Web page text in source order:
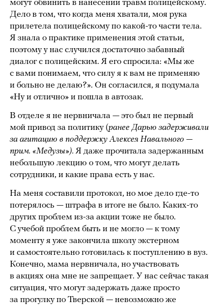
могут обвинить в нанесении травм полицейскому.
Дело в том, что когда меня хватали, моя рука
прилетела полицейскому по какой-то части тела.
Я знала о практике применения этой статьи,
поэтому у нас случился достаточно забавный
диалог с полицейским. Я его спросила: «Мы же
с вами понимаем, что силу я к вам не применяю
и больно не делаю?». Он согласился, я подумала
«Ну и отлично» и пошла в автозак.
В отделе я не нервничала — это был не первый
мой привод за политику (ранее Дарью задерживали
за агитацию в поддержку Алексея Навального —
прим. «Медузы»). Я даже прочитала задержанным
небольшую лекцию о том, что могут делать
сотрудники, и какие права есть у нас.
На меня составили протокол, но мое дело где-то
потерялось — штрафа в итоге не было. Каких-то
других проблем из-за акции тоже не было.
С учебой проблем быть и не могло — к тому
моменту я уже закончила школу экстерном
и самостоятельно готовилась к поступлению в вуз.
Конечно, мама нервничала, но участвовать
в акциях она мне не запрещает. У нас сейчас такая
ситуация, что могут задержать даже просто
за прогулку по Тверской — невозможно же